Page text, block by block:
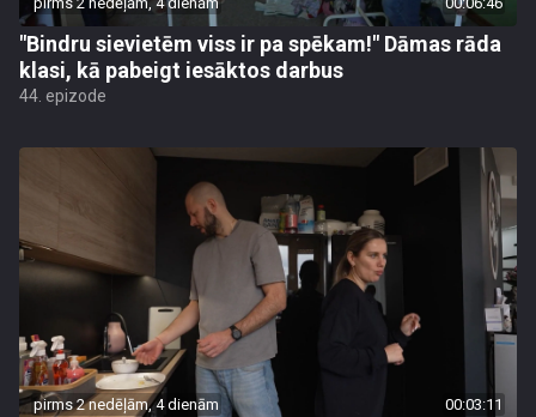
"Bindru sievietēm viss ir pa spēkam!" Dāmas rāda
klasi, kā pabeigt iesāktos darbus
44. epizode
pirms 2 nedēļām, 4 dienām 00:03:11